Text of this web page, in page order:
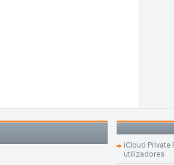
iCloud Private
utilizadores